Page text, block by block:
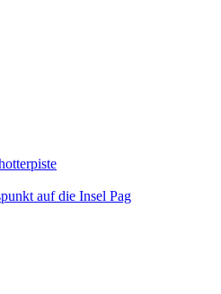
auf die Insel Pag